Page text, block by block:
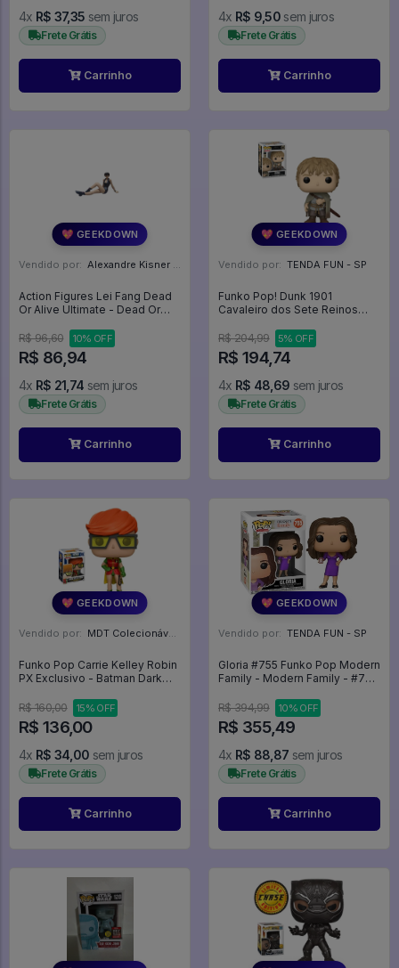
4x R$ 37,35 sem juros
Frete Grátis
Carrinho
4x R$ 9,50 sem juros
Frete Grátis
Carrinho
💖 GEEKDOWN
Vendido por: Alexandre Kisner - PR
Action Figures Lei Fang Dead
Or Alive Ultimate - Dead Or
R$ 96,60
10% OFF
R$ 86,94
4x R$ 21,74 sem juros
Frete Grátis
Carrinho
💖 GEEKDOWN
Vendido por: TENDA FUN - SP
Funko Pop! Dunk 1901
Cavaleiro dos Sete Reinos
-
R$ 204,99 5% OFF
R$ 194,74
4x R$ 48,69 sem juros
Frete Grátis
Carrinho
💖 GEEKDOWN
Vendido por: MDT Colecionáveis - DF
Funko Pop Carrie Kelley Robin
PX Exclusivo - Batman Dark
R$ 160,00
15% OFF
R$ 136,00
4x R$ 34,00 sem juros
Frete Grátis
Carrinho
💖 GEEKDOWN
Vendido por: TENDA FUN - SP
Gloria #755 Funko Pop Modern
Family - Modern Family - #755
POP #755
R$ 394,99 10% OFF
R$ 355,49
4x R$ 88,87 sem juros
Frete Grátis
Carrinho